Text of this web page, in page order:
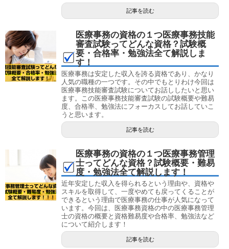
記事を読む
医療事務の資格の１つ医療事務技能
審査試験ってどんな資格？試験概
要・合格率・勉強法全て解説しま
す！
医療事務は安定した収入を誇る資格であり、かなり
人気の職種の一つです。その中でもとりわけ今回は
医療事務技能審査試験についてお話ししたいと思い
ます。この医療事務技能審査試験の試験概要や難易
度、合格率、勉強法にフォーカスしてお話していこ
うと思います。
記事を読む
医療事務の資格の１つ医療事務管理
士ってどんな資格？試験概要・難易
度・勉強法全て解説します！
近年安定した収入を得られるという理由や、資格や
スキルを取得して、一度やめても戻ってくることが
できるという理由で医療事務の仕事が人気になって
います。今回は、医療事務資格の中の医療事務管理
士の資格の概要と資格難易度や合格率、勉強法など
について紹介します！
記事を読む